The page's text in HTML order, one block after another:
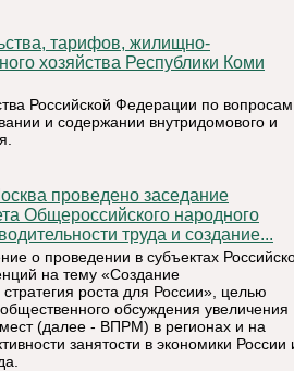
хозяйства Республики Коми
Российской Федерации по вопросам
и содержании внутридомового и
Общероссийского народного
труда и создание...
о проведении в субъектах
на тему «Создание
роста для России», целью
обсуждения увеличения
(далее - ВПРМ) в регионах и на
занятости в экономики России